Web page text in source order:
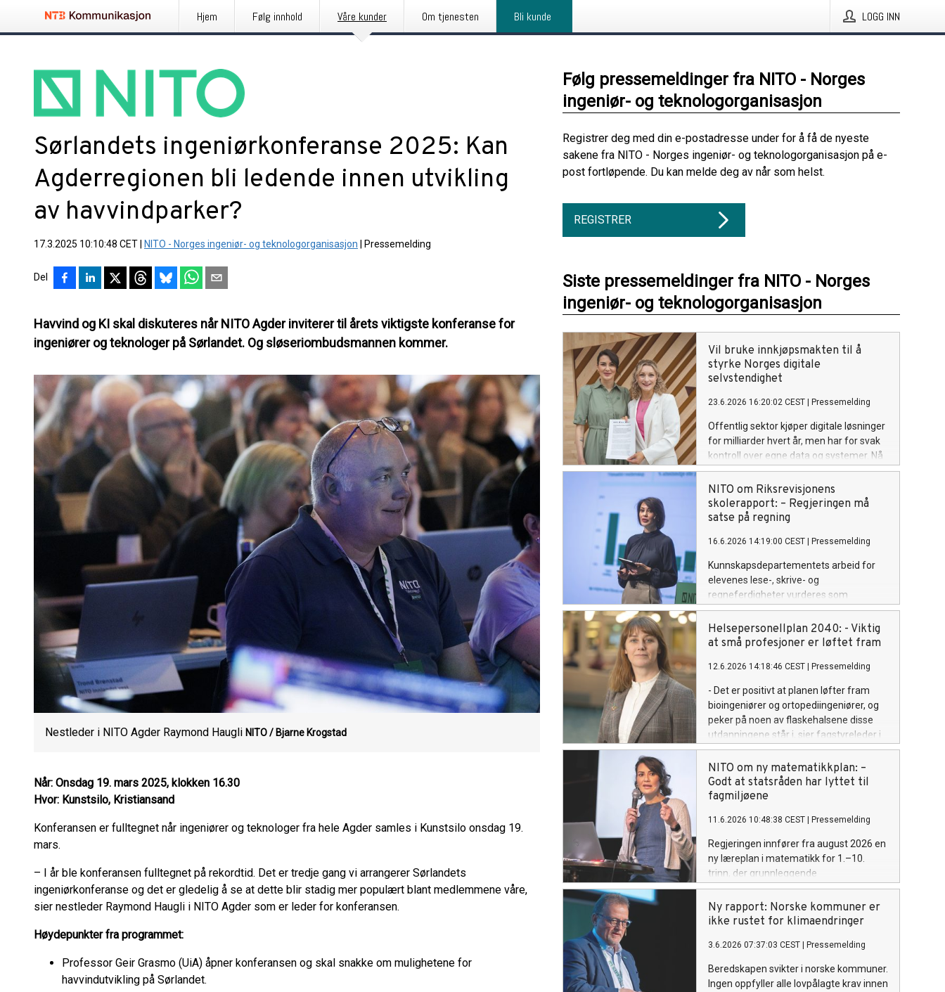
Hjem Følg innhold Våre kunder Om tjenesten Bli kunde LOGG INN
Sørlandets ingeniørkonferanse 2025: Kan
Agderregionen bli ledende innen utvikling
av havvindparker?
17.3.2025 10:10:48 CET NITO - Norges ingeniør- og teknologorganisasjon Pressemelding
Del
Havvind og KI skal diskuteres når NITO Agder inviterer til årets viktigste konferanse for
ingeniører og teknologer på Sørlandet. Og sløseriombudsmannen kommer.
Nestleder i NITO Agder Raymond Haugli NITO / Bjarne Krogstad
Når: Onsdag 19. mars 2025, klokken 16.30
Hvor: Kunstsilo, Kristiansand
Konferansen er fulltegnet når ingeniører og teknologer fra hele Agder samles i Kunstsilo onsdag 19.
mars.
– I år ble konferansen fulltegnet på rekordtid. Det er tredje gang vi arrangerer Sørlandets
ingeniørkonferanse og det er gledelig å se at dette blir stadig mer populært blant medlemmene våre,
sier nestleder Raymond Haugli i NITO Agder som er leder for konferansen.
Høydepunkter fra programmet:
Professor Geir Grasmo (UiA) åpner konferansen og skal snakke om mulighetene for
havvindutvikling på Sørlandet.
Følg pressemeldinger fra NITO - Norges
ingeniør- og teknologorganisasjon
Registrer deg med din e-postadresse under for å få de nyeste
sakene fra NITO - Norges ingeniør- og teknologorganisasjon på e-
post fortløpende. Du kan melde deg av når som helst.
REGISTRER
Siste pressemeldinger fra NITO - Norges
ingeniør- og teknologorganisasjon
Vil bruke innkjøpsmakten til å
styrke Norges digitale
selvstendighet
23.6.2026 16:20:02 CEST Pressemelding
Offentlig sektor kjøper digitale løsninger
for milliarder hvert år, men har for svak
kontroll over egne data og systemer. Nå
gir NITO, Tekna og Forbrukerrådet
digitaliseringsministeren konkrete grep
for å redusere avhengigheten av globale
tek-giganter.
NITO om Riksrevisjonens
skolerapport: – Regjeringen må
satse på regning
16.6.2026 14:19:00 CEST Pressemelding
Kunnskapsdepartementets arbeid for
elevenes lese-, skrive- og
regneferdigheter vurderes som
«kritikkverdig» av Riksrevisjonen. – For
NITO er funnene gjenkjennelige og
alvorlige, sier visepresident Safina de
Helsepersonellplan 2040: - Viktig
at små profesjoner er løftet fram
12.6.2026 14:18:46 CEST Pressemelding
- Det er positivt at planen løfter fram
bioingeniører og ortopediingeniører, og
peker på noen av flaskehalsene disse
utdanningene står i, sier fagstyreleder i
NITO Bioingeniørfaglig institutt, Kaja
Marienborg.
NITO om ny matematikkplan: –
Godt at statsråden har lyttet til
fagmiljøene
11.6.2026 10:48:38 CEST Pressemelding
Regjeringen innfører fra august 2026 en
ny læreplan i matematikk for 1.–10.
trinn, der grunnleggende
regneferdigheter løftes tydeligere frem.
Ny rapport: Norske kommuner er
ikke rustet for klimaendringer
3.6.2026 07:37:03 CEST Pressemelding
Beredskapen svikter i norske kommuner.
Ingen oppfyller alle lovpålagte krav innen